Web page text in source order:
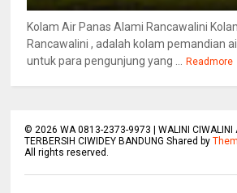
Kolam Air Panas Alami Rancawalini
Rancawalini , adalah kolam pemandian
untuk para pengunjung yang ...
Readmore
© 2026 WA 0813-2373-9973 | WALINI CIWALINI
TERBERSIH CIWIDEY BANDUNG Shared by
All rights reserved.